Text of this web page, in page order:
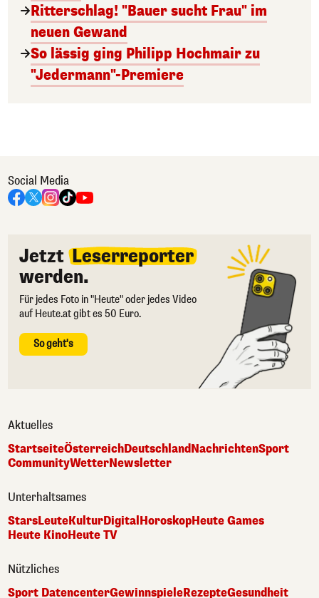
Ritterschlag! "Bauer sucht Frau" im
neuen Gewand
So lässig ging Philipp Hochmair zu
"Jedermann"-Premiere
Social Media
Jetzt Leserreporter
werden.
Für jedes Foto in "Heute" oder jedes Video
auf Heute.at gibt es 50 Euro.
So geht's
Aktuelles
StartseiteÖsterreichDeutschlandNachrichtenSport
CommunityWetterNewsletter
Unterhaltsames
StarsLeuteKulturDigital HoroskopHeute Games
Heute KinoHeute TV
Nützliches
Sport DatencenterGewinnspieleRezepteGesundheit